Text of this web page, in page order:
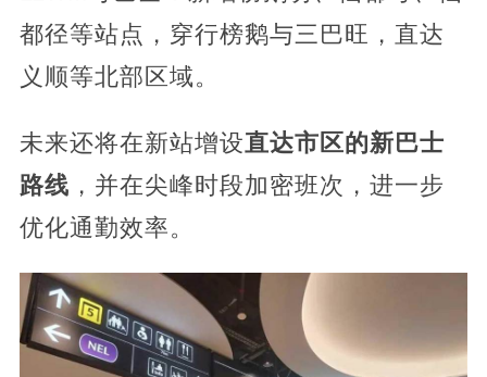
都径等站点，穿行榜鹅与三巴旺，直达
义顺等北部区域。
未来还将在新站增设直达市区的新巴士
路线 ，并在尖峰时段加密班次，进一步
优化通勤效率。